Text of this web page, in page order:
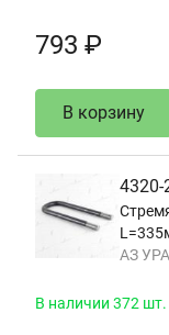
793 ₽
В корзину
4320-
АЗ
В наличии 372 шт.